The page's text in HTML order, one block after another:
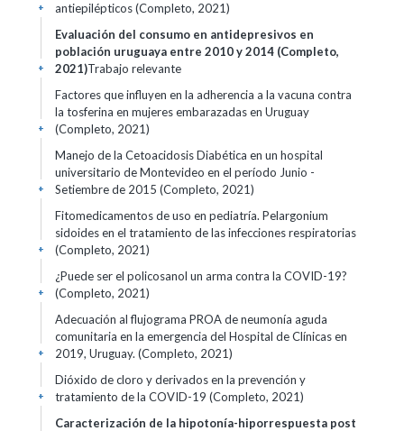
antiepilépticos (Completo, 2021)
+
Evaluación del consumo en antidepresivos en
población uruguaya entre 2010 y 2014 (Completo,
2021)Trabajo relevante
+
Factores que influyen en la adherencia a la vacuna contra
la tosferina en mujeres embarazadas en Uruguay
(Completo, 2021)
+
Manejo de la Cetoacidosis Diabética en un hospital
universitario de Montevideo en el período Junio -
Setiembre de 2015 (Completo, 2021)
+
Fitomedicamentos de uso en pediatría. Pelargonium
sidoides en el tratamiento de las infecciones respiratorias
(Completo, 2021)
+
¿Puede ser el policosanol un arma contra la COVID-19?
(Completo, 2021)
+
Adecuación al flujograma PROA de neumonía aguda
comunitaria en la emergencia del Hospital de Clínicas en
2019, Uruguay. (Completo, 2021)
+
Dióxido de cloro y derivados en la prevención y
tratamiento de la COVID-19 (Completo, 2021)
+
Caracterización de la hipotonía-hiporrespuesta post